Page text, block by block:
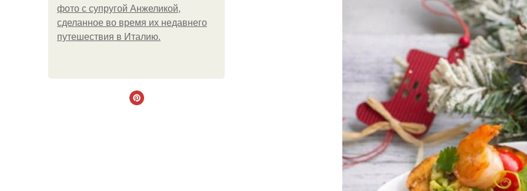
фото с супругой Анжеликой,
сделанное во время их недавнего
путешествия в Италию.